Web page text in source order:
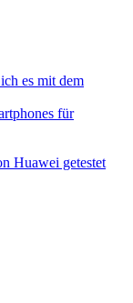
es mit dem
für
Huawei getestet